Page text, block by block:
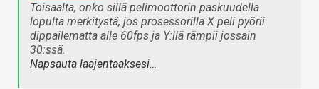
Toisaalta, onko sillä pelimoottorin paskuudella
lopulta merkitystä, jos prosessorilla X peli pyörii
dippailematta alle 60fps ja Y:llä rämpii jossain
30:ssä.
Napsauta laajentaaksesi…